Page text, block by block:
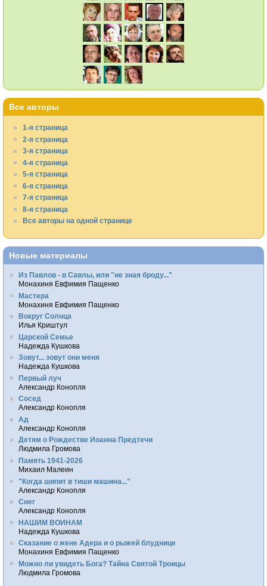
Все авторы
1-я страница
2-я страница
3-я страница
4-я страница
5-я страница
6-я страница
7-я страница
8-я страница
Все авторы на одной странице
Новые материалы
Из Павлов - в Савлы, или "не зная броду..."
Монахиня Евфимия Пащенко
Мастера
Монахиня Евфимия Пащенко
Вокруг Солнца
Илья Криштул
Царской Семье
Надежда Кушкова
Зовут... зовут они меня
Надежда Кушкова
Первый луч
Александр Конопля
Сосед
Александр Конопля
Ад
Александр Конопля
Детям о Рождестве Иоанна Предтечи
Людмила Громова
Память 1941-2026
Михаил Малеин
"Когда шипит в тиши машина..."
Александр Конопля
Снег
Александр Конопля
НАШИМ ВОИНАМ
Надежда Кушкова
Сказание о жене Адера и о рыжей блуднице
Монахиня Евфимия Пащенко
Можно ли увидеть Бога? Тайна Святой Троицы
Людмила Громова